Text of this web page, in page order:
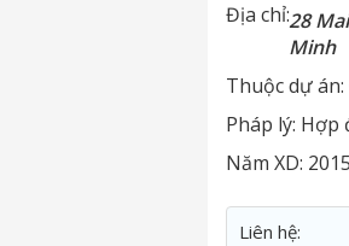
Địa chỉ:28
Minh
Thuộc dự án:
Pháp lý: Hợp
Năm XD: 2015
Liên hệ: